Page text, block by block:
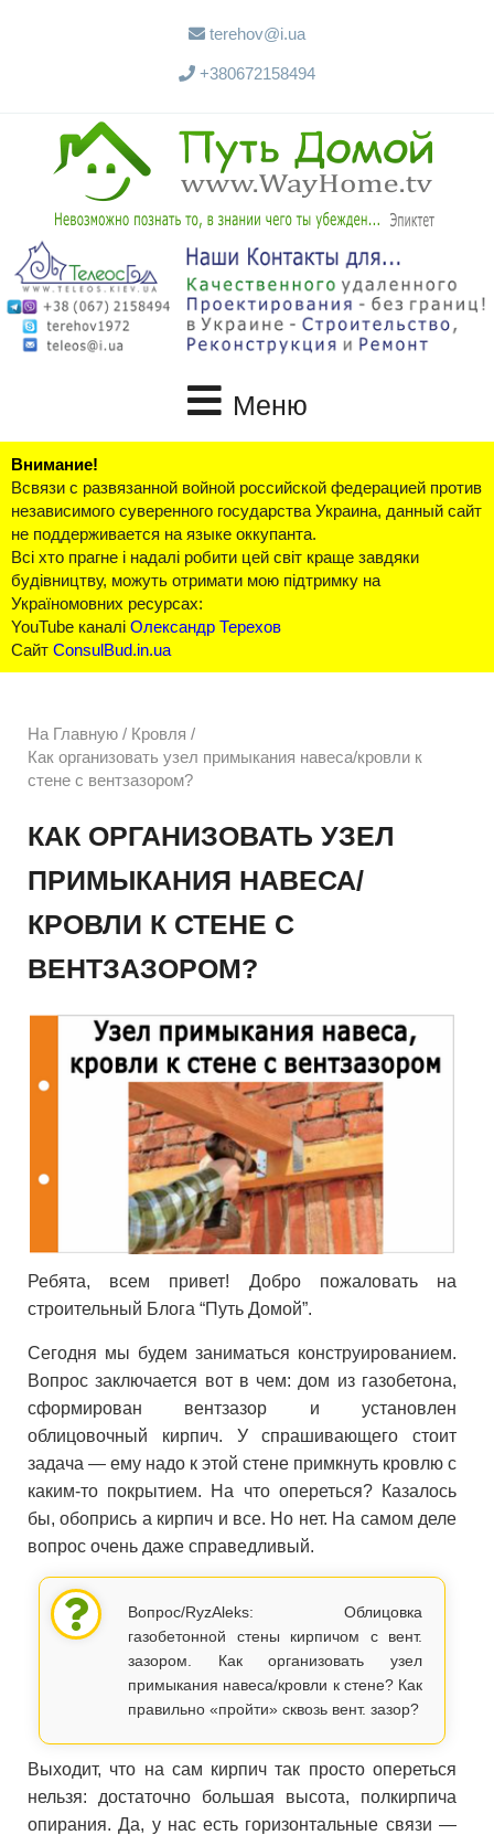
terehov@i.ua
+380672158494
Меню
Внимание!
Всвязи с развязанной войной российской федерацией против
независимого суверенного государства Украина, данный сайт
не поддерживается на языке оккупанта.
Всі хто прагне і надалі робити цей світ краще завдяки
будівництву, можуть отримати мою підтримку на
Україномовних ресурсах:
YouTube каналі Олександр Терехов
Сайт ConsulBud.in.ua
На Главную / Кровля /
Как организовать узел примыкания навеса/кровли к
стене с вентзазором?
КАК ОРГАНИЗОВАТЬ УЗЕЛ
ПРИМЫКАНИЯ НАВЕСА/
КРОВЛИ К СТЕНЕ С
ВЕНТЗАЗОРОМ?
Ребята, всем привет! Добро пожаловать на
строительный Блога “Путь Домой”.
Сегодня мы будем заниматься конструированием.
Вопрос заключается вот в чем: дом из газобетона,
сформирован вентзазор и установлен
облицовочный кирпич. У спрашивающего стоит
задача — ему надо к этой стене примкнуть кровлю с
каким-то покрытием. На что опереться? Казалось
бы, обопрись а кирпич и все. Но нет. На самом деле
вопрос очень даже справедливый.
Вопрос/RyzAleks: Облицовка
газобетонной стены кирпичом с вент.
зазором. Как организовать узел
примыкания навеса/кровли к стене? Как
правильно «пройти» сквозь вент. зазор?
Выходит, что на сам кирпич так просто опереться
нельзя: достаточно большая высота, полкирпича
опирания. Да, у нас есть горизонтальные связи —